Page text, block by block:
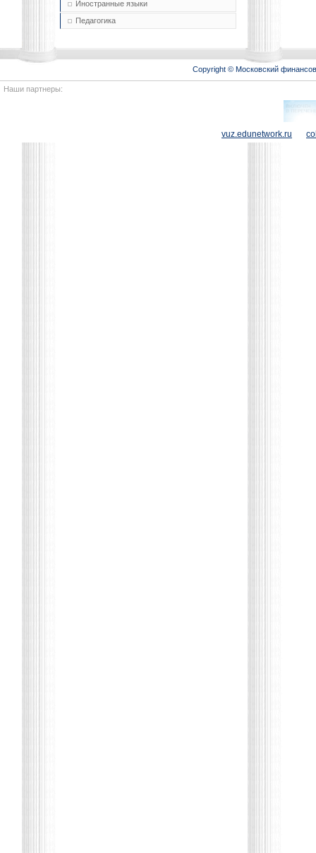
Иностранные языки
Педагогика
Copyright © Московский
Наши партнеры:
vuz.edunetwork.ru